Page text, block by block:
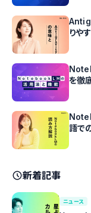
りや
を徹
語で
新着記事
ニュース